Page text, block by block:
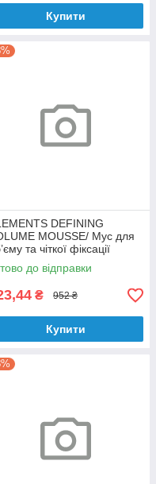
Купити
DEFINING
MOUSSE/ Мус для
та чіткої фіксації
150мл
до відправки
₴ 952 ₴
Купити